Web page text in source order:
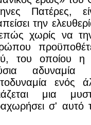
Πατέρες,
την
χωρίς να
του οποίου η
ενός
μια
σ' αυτό